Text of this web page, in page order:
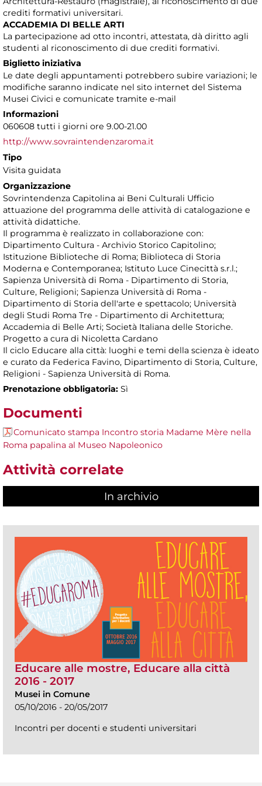
crediti formativi universitari.
ACCADEMIA DI BELLE ARTI
La partecipazione ad otto incontri, attestata, dà diritto agli
studenti al riconoscimento di due crediti formativi.
Biglietto iniziativa
Le date degli appuntamenti potrebbero subire variazioni; le
modifiche saranno indicate nel sito internet del Sistema
Musei Civici e comunicate tramite e-mail
Informazioni
060608 tutti i giorni ore 9.00-21.00
http://www.sovraintendenzaroma.it
Tipo
Visita guidata
Organizzazione
Sovrintendenza Capitolina ai Beni Culturali Ufficio
attuazione del programma delle attività di catalogazione e
attività didattiche.
Il programma è realizzato in collaborazione con:
Dipartimento Cultura - Archivio Storico Capitolino;
Istituzione Biblioteche di Roma; Biblioteca di Storia
Moderna e Contemporanea; Istituto Luce Cinecittà s.r.l.;
Sapienza Università di Roma - Dipartimento di Storia,
Culture, Religioni; Sapienza Università di Roma -
Dipartimento di Storia dell'arte e spettacolo; Università
degli Studi Roma Tre - Dipartimento di Architettura;
Accademia di Belle Arti; Società Italiana delle Storiche.
Progetto a cura di Nicoletta Cardano
Il ciclo Educare alla città: luoghi e temi della scienza è ideato
e curato da Federica Favino, Dipartimento di Storia, Culture,
Religioni - Sapienza Università di Roma.
Prenotazione obbligatoria: Sì
Documenti
Comunicato stampa Incontro storia Madame Mère nella
Roma papalina al Museo Napoleonico
Attività correlate
In archivio
Educare alle mostre, Educare alla città
2016 - 2017
Musei in Comune
05/10/2016 - 20/05/2017
Incontri per docenti e studenti universitari